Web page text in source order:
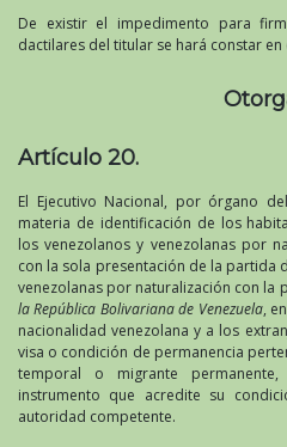
De existir el impedimento para
dactilares del titular se hará constar
Artículo 20.
El Ejecutivo Nacional, por órgano
materia de identificación de los
los venezolanos y venezolanas por
con la sola presentación de la partida
venezolanas por naturalización con la
la República Bolivariana de Venezuela,
nacionalidad venezolana y a los
visa o condición de permanencia
temporal o migrante
instrumento que acredite su
autoridad competente.